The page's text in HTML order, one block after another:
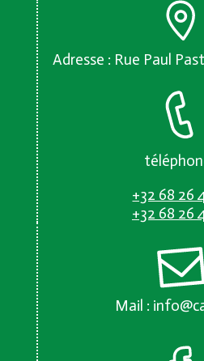
Adresse : Rue Paul
+32 68 26
+32 68 26
Mail :